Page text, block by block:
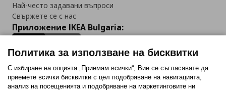
Най-често задавани въпроси
Свържете се с нас
Приложение IKEA Bulgaria:
Последвайте ни:
Политика за използване на бисквитки
С избиране на опцията „Приемам всички“, Вие се съгласявате да
приемете всички бисквитки с цел подобряване на навигацията,
анализ на посещенията и подобряване на маркетинговите ни